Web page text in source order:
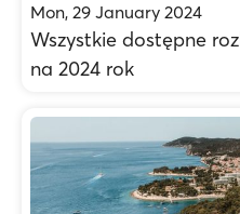
Mon, 29 January 2024
Wszystkie dostępne
na 2024 rok